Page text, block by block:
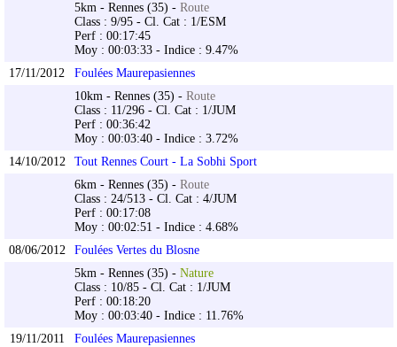
5km - Rennes (35) - Route
Class : 9/95 - Cl. Cat : 1/ESM
Perf : 00:17:45
Moy : 00:03:33 - Indice : 9.47%
17/11/2012
Foulées Maurepasiennes
10km - Rennes (35) - Route
Class : 11/296 - Cl. Cat : 1/JUM
Perf : 00:36:42
Moy : 00:03:40 - Indice : 3.72%
14/10/2012
Tout Rennes Court - La Sobhi Sport
6km - Rennes (35) - Route
Class : 24/513 - Cl. Cat : 4/JUM
Perf : 00:17:08
Moy : 00:02:51 - Indice : 4.68%
08/06/2012
Foulées Vertes du Blosne
5km - Rennes (35) - Nature
Class : 10/85 - Cl. Cat : 1/JUM
Perf : 00:18:20
Moy : 00:03:40 - Indice : 11.76%
19/11/2011
Foulées Maurepasiennes